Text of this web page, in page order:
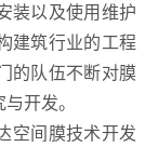
装以及使用维护
建筑行业的工程
的队伍不断对膜
开发。
空间膜技术开发